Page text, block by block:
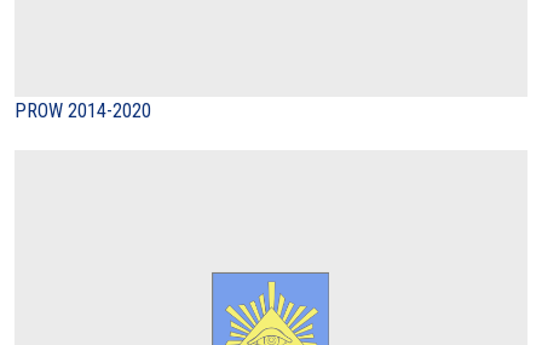
PROW 2014-2020